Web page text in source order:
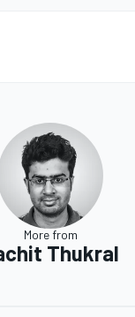
More from
Thukral